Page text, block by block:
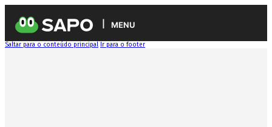
MENU
Saltar para o conteúdo principal Ir para o footer